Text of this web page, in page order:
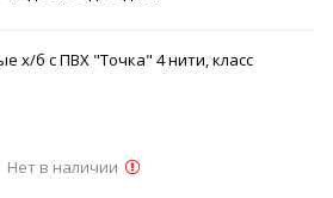
х/б с ПВХ "Точка" 4 нити, класс
Нет в наличии